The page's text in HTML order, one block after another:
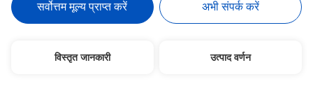
सर्वोत्तम मूल्य प्राप्त करें अभी संपर्क करें
विस्तृत जानकारी उत्पाद वर्णन